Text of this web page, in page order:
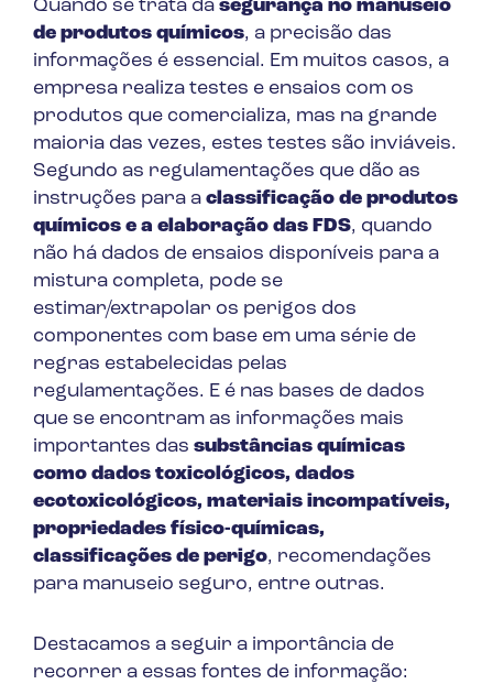
Quando se trata da segurança no manuseio
de produtos químicos, a precisão das
informações é essencial. Em muitos casos, a
empresa realiza testes e ensaios com os
produtos que comercializa, mas na grande
maioria das vezes, estes testes são inviáveis.
Segundo as regulamentações que dão as
instruções para a classificação de produtos
químicos e a elaboração das FDS, quando
não há dados de ensaios disponíveis para a
mistura completa, pode se
estimar/extrapolar os perigos dos
componentes com base em uma série de
regras estabelecidas pelas
regulamentações. E é nas bases de dados
que se encontram as informações mais
importantes das substâncias químicas
como dados toxicológicos, dados
ecotoxicológicos, materiais incompatíveis,
propriedades físico-químicas,
classificações de perigo, recomendações
para manuseio seguro, entre outras.
Destacamos a seguir a importância de
recorrer a essas fontes de informação: